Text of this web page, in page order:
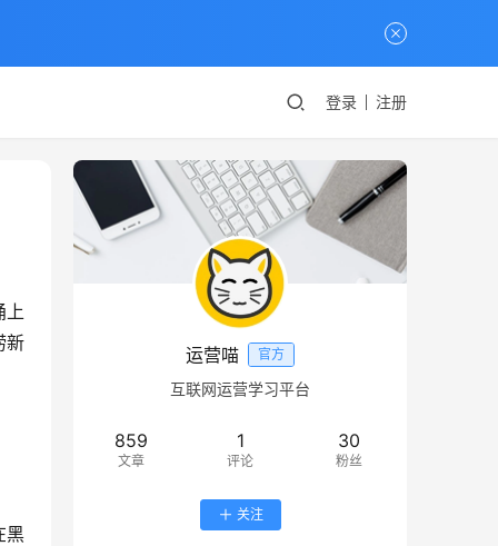
登录 注册
上
新
黑
运营喵 官方
互联网运营学习平台
859
文章
1
评论
30
粉丝
关注